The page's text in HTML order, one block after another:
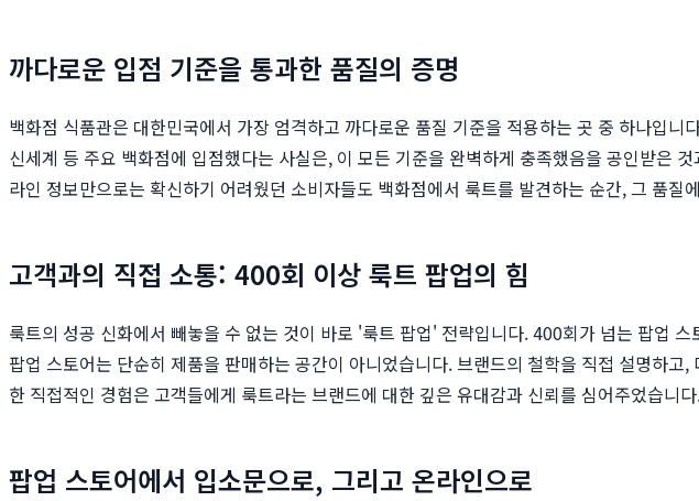
까다로운 입점 기준을 통과한 품질의 증명
백화점 식품관은 대한민국에서 가장 엄격하고 까다로운 품질 기준을 적용하는 곳 중 하나입
신세계 등 주요 백화점에 입점했다는 사실은, 이 모든 기준을 완벽하게 충족했음을 공인받은
라인 정보만으로는 확신하기 어려웠던 소비자들도 백화점에서 룩트를 발견하는 순간, 그 품질
고객과의 직접 소통: 400회 이상 룩트 팝업의 힘
룩트의 성공 신화에서 빼놓을 수 없는 것이 바로 '룩트 팝업' 전략입니다. 400회가 넘는 팝업
팝업 스토어는 단순히 제품을 판매하는 공간이 아니었습니다. 브랜드의 철학을 직접 설명하
한 직접적인 경험은 고객들에게 룩트라는 브랜드에 대한 깊은 유대감과 신뢰를 심어주었습
팝업 스토어에서 입소문으로, 그리고 온라인으로